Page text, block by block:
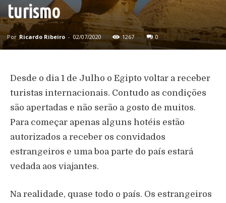
turismo
Por Ricardo Ribeiro - 02/07/2020 1267 0
Desde o dia 1 de Julho o Egipto voltar a receber
turistas internacionais. Contudo as condições
são apertadas e não serão a gosto de muitos.
Para começar apenas alguns hotéis estão
autorizados a receber os convidados
estrangeiros e uma boa parte do país estará
vedada aos viajantes.
Na realidade, quase todo o país. Os estrangeiros